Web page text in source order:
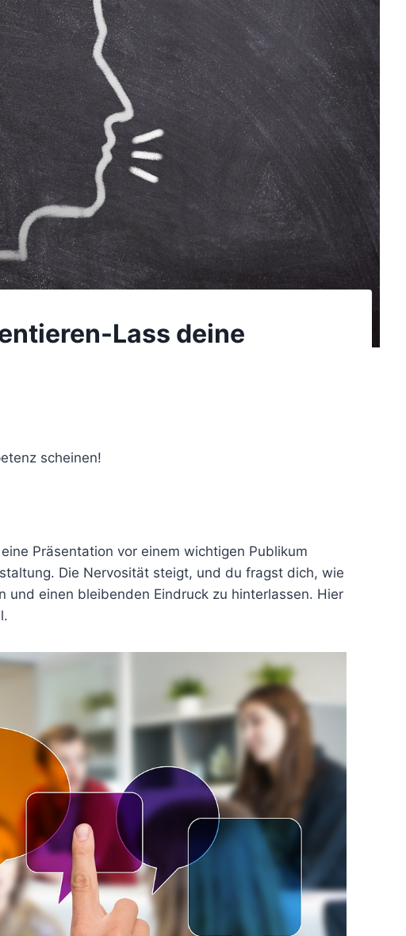
Lass deine
scheinen!
Präsentation vor einem wichtigen Publikum
Die Nervosität steigt, und du fragst dich, wie
einen bleibenden Eindruck zu hinterlassen. Hier